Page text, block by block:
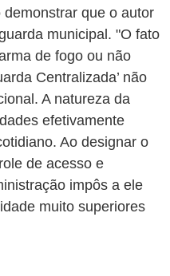
que o autor
municipal. "O fato
de fogo ou não
Centralizada’ não
A natureza da
efetivamente
Ao designar o
de acesso e
impôs a ele
muito superiores